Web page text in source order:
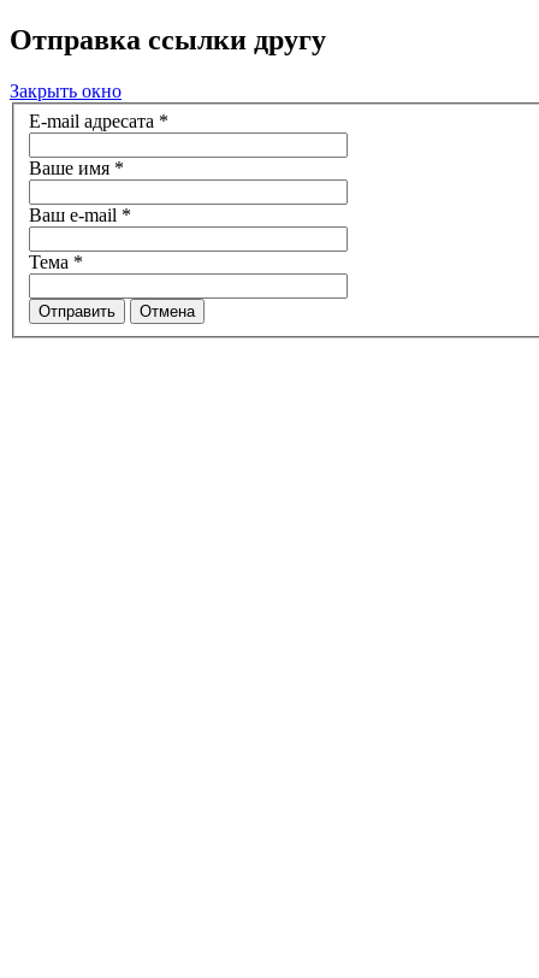
Отправка ссылки другу
Закрыть окно
E-mail адресата *
Ваше имя *
Ваш e-mail *
Тема *
Отправить Отмена